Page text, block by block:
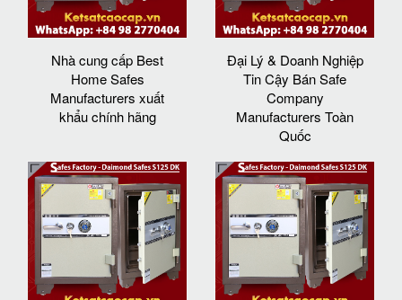
Nhà cung cấp Best
Home Safes
Manufacturers xuất
khẩu chính hãng
Đại Lý & Doanh Nghiệp
Tin Cậy Bán Safe
Company
Manufacturers Toàn
Quốc